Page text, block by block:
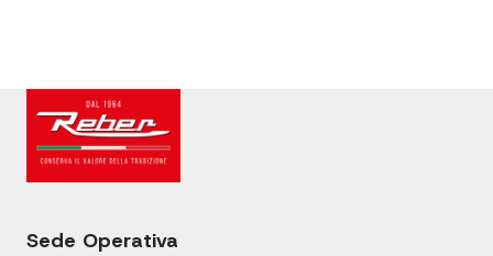
Sede Operativa